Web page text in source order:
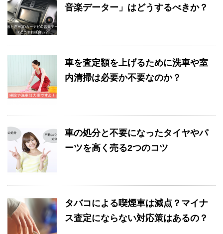
音楽データー」はどうするべきか？
車を査定額を上げるために洗車や室
内清掃は必要か不要なのか？
車の処分と不要になったタイヤやパ
ーツを高く売る2つのコツ
タバコによる喫煙車は減点？マイナ
ス査定にならない対応策はあるの？